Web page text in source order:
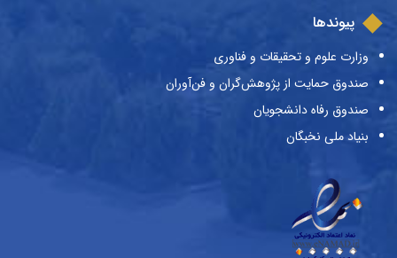
پیوندها
وزارت علوم و تحقیقات و فناوری
صندوق حمایت از پژوهش‌گران و فن‌آوران
صندوق رفاه دانشجویان
بنیاد ملی نخبگان